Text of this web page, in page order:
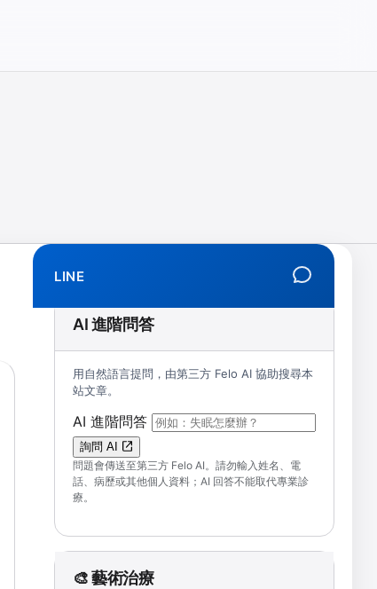
拒學、創傷、解離、EMDR、TMS、NIRS、預約）
LINE
AI 進階問答
用自然語言提問，由第三方 Felo AI 協助搜尋本
站文章。
AI 進階問答 （可輸入自然語言問題；送出後會
詢問 AI
問題會傳送至第三方 Felo AI。請勿輸入姓名、電
話、病歷或其他個人資料；AI 回答不能取代專業診
療。
🎨 藝術治療